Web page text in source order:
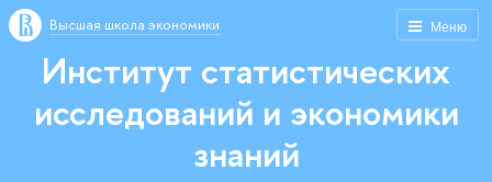
Меню
Высшая школа экономики
Институт статистических
исследований и экономики
знаний